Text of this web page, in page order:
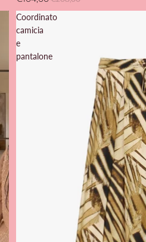
Coordinato
camicia
e
pantalone